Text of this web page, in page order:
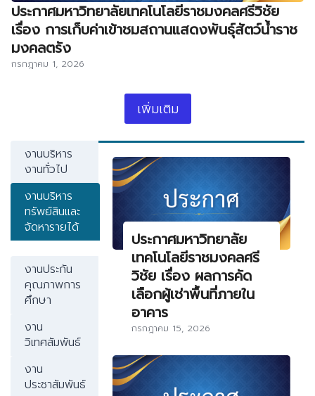
ประกาศมหาวิทยาลัยเทคโนโลยีราชมงคลศรีวิชัย
เรื่อง การเก็บค่าเข้าชมสถานแสดงพันธุ์สัตว์น้ำราช
มงคลตรัง
กรกฎาคม 1, 2026
เพิ่มเติม
งานบริหาร
งานทั่วไป
งานบริหาร
ทรัพย์สินและ
จัดหารายได้
งานประกัน
คุณภาพการ
ศึกษา
งาน
วิเทศสัมพันธ์
งาน
ประชาสัมพันธ์
ประกาศมหาวิทยาลัย
เทคโนโลยีราชมงคลศรี
วิชัย เรื่อง ผลการคัด
เลือกผู้เช่าพื้นที่ภายใน
อาคาร
กรกฎาคม 15, 2026